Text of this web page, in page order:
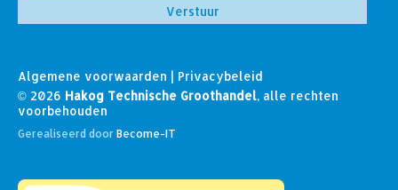
Algemene voorwaarden | Privacybeleid
© 2026 Hakog Technische Groothandel, alle rechten
voorbehouden
Gerealiseerd door Become-IT